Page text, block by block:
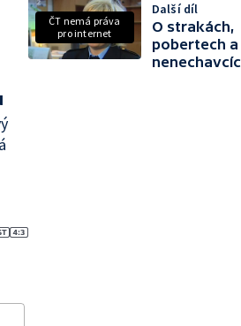
ČT nemá práva
pro internet
Další díl
O strakách,
pobertech a